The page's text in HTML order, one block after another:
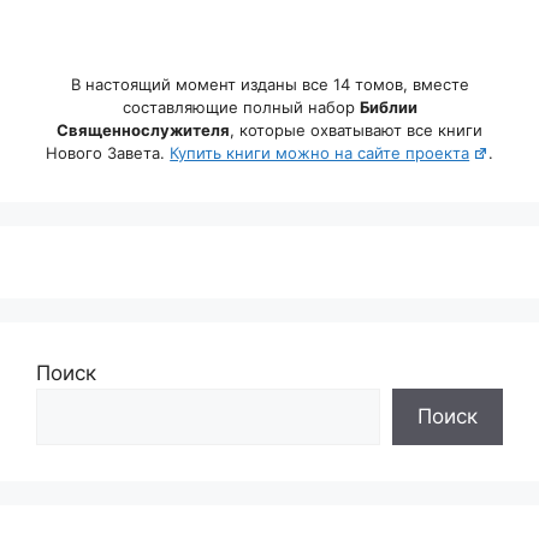
В настоящий момент изданы все 14 томов, вместе
составляющие полный набор Библии
Священнослужителя, которые охватывают все книги
Нового Завета. Купить книги можно на сайте проекта .
Поиск
Поиск